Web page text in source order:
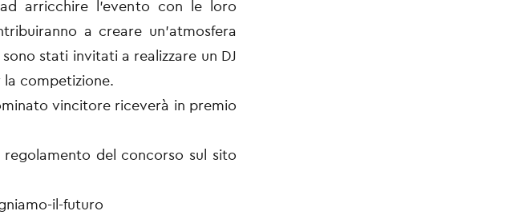
arricchire l’evento con le loro
a creare un’atmosfera
sono stati invitati a realizzare un DJ
competizione.
vincitore riceverà in premio
del concorso sul sito
il-futuro